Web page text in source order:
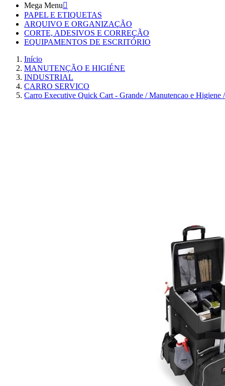
Mega Menu
PAPEL E ETIQUETAS
ARQUIVO E ORGANIZAÇÃO
CORTE, ADESIVOS E CORREÇÃO
EQUIPAMENTOS DE ESCRITÓRIO
Início
MANUTENÇÃO E HIGIÉNE
INDUSTRIAL
CARRO SERVICO
Carro Executive Quick Cart - Grande / Manutencao e Higiene /